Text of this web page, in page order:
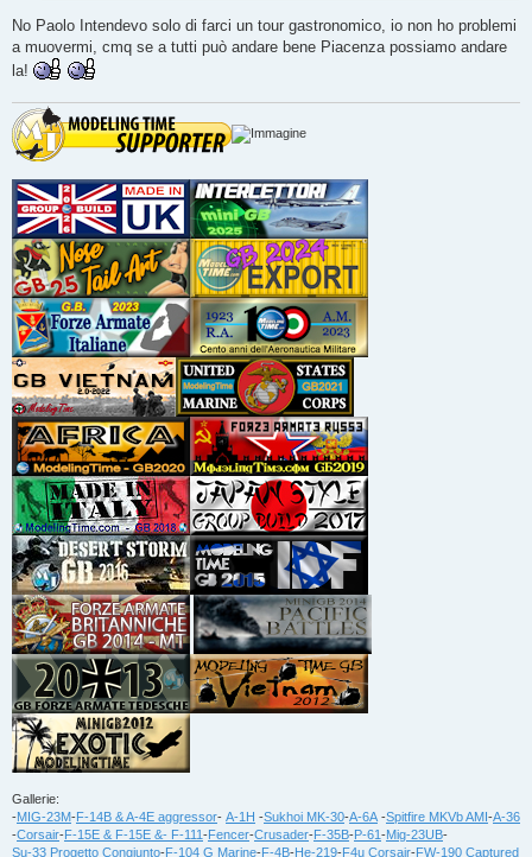
No Paolo Intendevo solo di farci un tour gastronomico, io non ho problemi
a muovermi, cmq se a tutti può andare bene Piacenza possiamo andare
la!
Gallerie:
-MIG-23M-F-14B & A-4E aggressor- A-1H -Sukhoi MK-30-A-6A -Spitfire MKVb AMI -A-36
-Corsair-F-15E & F-15E &- F-111 -Fencer-Crusader-F-35B-P-61 -Mig-23UB-
Su-33 Progetto Congiunto-F-104 G Marine-F-4B-He-219-F4u Corsair-FW-190 Captured